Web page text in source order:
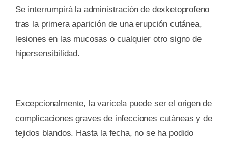
Se interrumpirá la administración de dexketoprofeno
tras la primera aparición de una erupción cutánea,
lesiones en las mucosas o cualquier otro signo de
hipersensibilidad.
Excepcionalmente, la varicela puede ser el origen de
complicaciones graves de infecciones cutáneas y de
tejidos blandos. Hasta la fecha, no se ha podido